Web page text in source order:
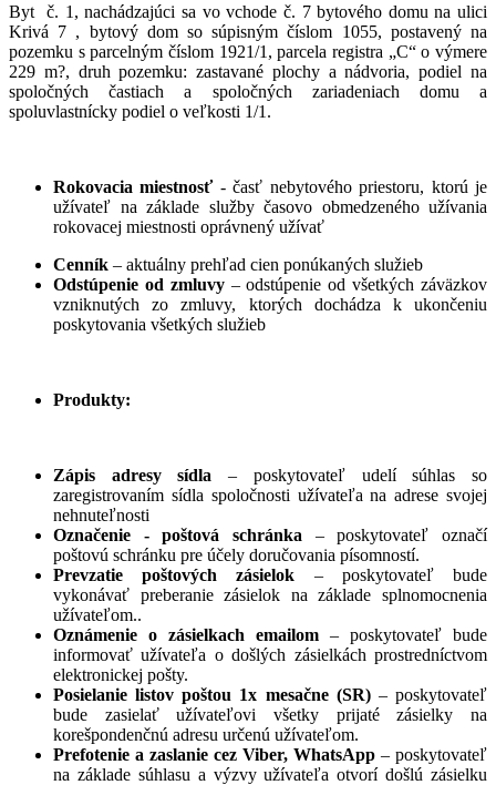
Byt č. 1, nachádzajúci sa vo vchode č. 7 bytového domu na ulici
Krivá 7 , bytový dom so súpisným číslom 1055, postavený na
pozemku s parcelným číslom 1921/1, parcela registra „C“ o výmere
229 m?, druh pozemku: zastavané plochy a nádvoria, podiel na
spoločných častiach a spoločných zariadeniach domu a
spoluvlastnícky podiel o veľkosti 1/1.
Rokovacia miestnosť - časť nebytového priestoru, ktorú je
užívateľ na základe služby časovo obmedzeného užívania
rokovacej miestnosti oprávnený užívať
Cenník – aktuálny prehľad cien ponúkaných služieb
Odstúpenie od zmluvy – odstúpenie od všetkých záväzkov
vzniknutých zo zmluvy, ktorých dochádza k ukončeniu
poskytovania všetkých služieb
Produkty:
Zápis adresy sídla – poskytovateľ udelí súhlas so
zaregistrovaním sídla spoločnosti užívateľa na adrese svojej
nehnuteľnosti
Označenie - poštová schránka – poskytovateľ označí
poštovú schránku pre účely doručovania písomností.
Prevzatie poštových zásielok – poskytovateľ bude
vykonávať preberanie zásielok na základe splnomocnenia
užívateľom..
Oznámenie o zásielkach emailom – poskytovateľ bude
informovať užívateľa o došlých zásielkách prostredníctvom
elektronickej pošty.
Posielanie listov poštou 1x mesačne (SR)– poskytovateľ
bude zasielať užívateľovi všetky prijaté zásielky na
korešpondenčnú adresu určenú užívateľom.
Prefotenie a zaslanie cez Viber, WhatsApp – poskytovateľ
na základe súhlasu a výzvy užívateľa otvorí došlú zásielku